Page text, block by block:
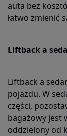
auta bez
łatwo zmienić
Liftback a
Liftback a
pojazdu. W
części,
bagażowy jest
oddzielony od